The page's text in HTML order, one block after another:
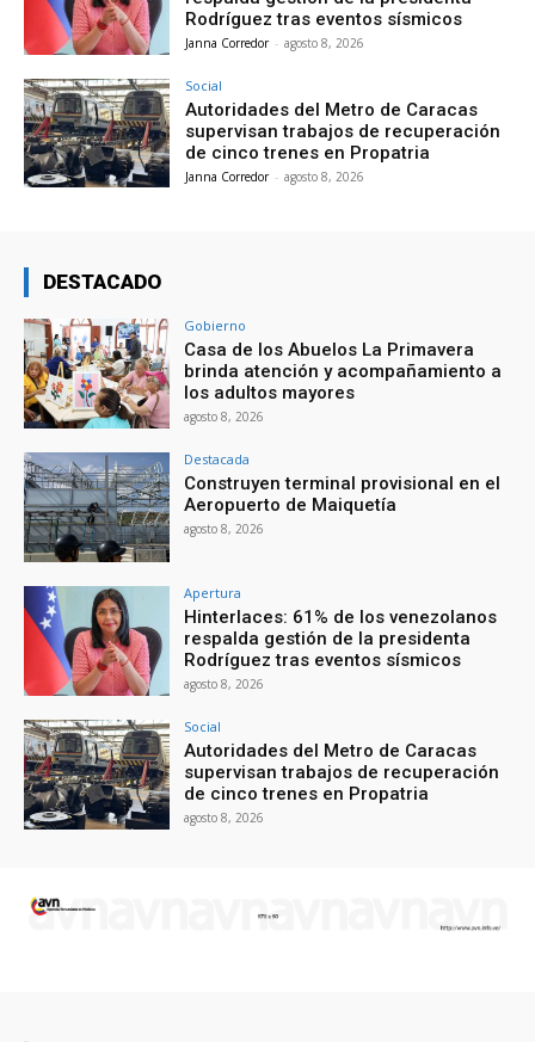
Rodríguez tras eventos sísmicos
Janna Corredor - agosto 8, 2026
Social
Autoridades del Metro de Caracas
supervisan trabajos de recuperación
de cinco trenes en Propatria
Janna Corredor - agosto 8, 2026
DESTACADO
Gobierno
Casa de los Abuelos La Primavera
brinda atención y acompañamiento a
los adultos mayores
agosto 8, 2026
Destacada
Construyen terminal provisional en el
Aeropuerto de Maiquetía
agosto 8, 2026
Apertura
Hinterlaces: 61% de los venezolanos
respalda gestión de la presidenta
Rodríguez tras eventos sísmicos
agosto 8, 2026
Social
Autoridades del Metro de Caracas
supervisan trabajos de recuperación
de cinco trenes en Propatria
agosto 8, 2026